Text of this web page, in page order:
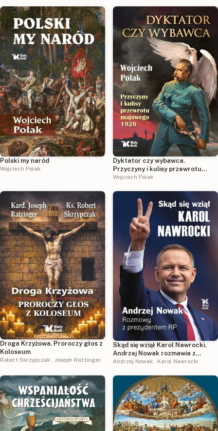
Polski my naród
Wojciech Polak
Dyktator czy wybawca.
Przyczyny i kulisy przewrotu
majowego 1926
Wojciech Polak
Droga Krzyżowa. Proroczy głos z
Koloseum
Robert Skrzypczak , Joseph Ratzinger
Skąd się wziął Karol Nawrocki.
Andrzej Nowak rozmawia z
prezydentem RP
Andrzej Nowak , Karol Nawrocki